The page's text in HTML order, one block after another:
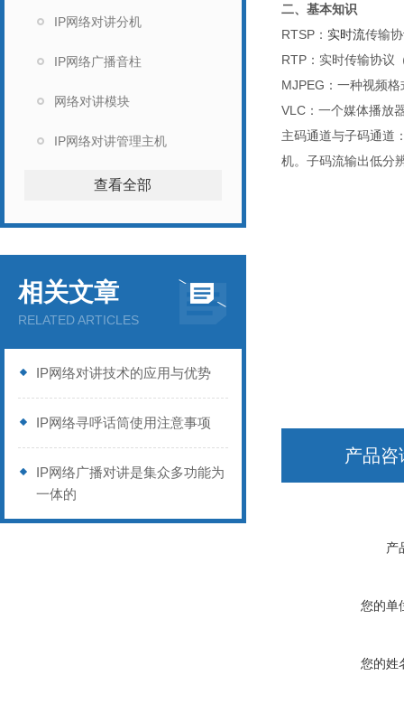
IP网络对讲分机
IP网络广播音柱
网络对讲模块
IP网络对讲管理主机
查看全部
相关文章
RELATED ARTICLES
IP网络对讲技术的应用与优势
IP网络寻呼话筒使用注意事项
IP网络广播对讲是集众多功能为
一体的
二、基本知识
RTSP ： 实时流传输
RTP ：实时传输协议
MJPEG ：一种视频
VLC ：一个媒体播放
主码通道与子码通道
机。子码流输出低分
产品咨
产
您的单
您的姓